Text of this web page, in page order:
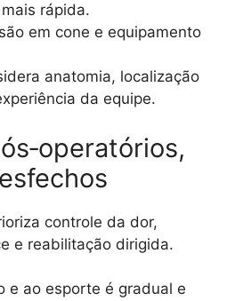
rápida.
em cone e equipamento
anatomia, localização
da equipe.
controle da dor,
e reabilitação dirigida.
e ao esporte é gradual e